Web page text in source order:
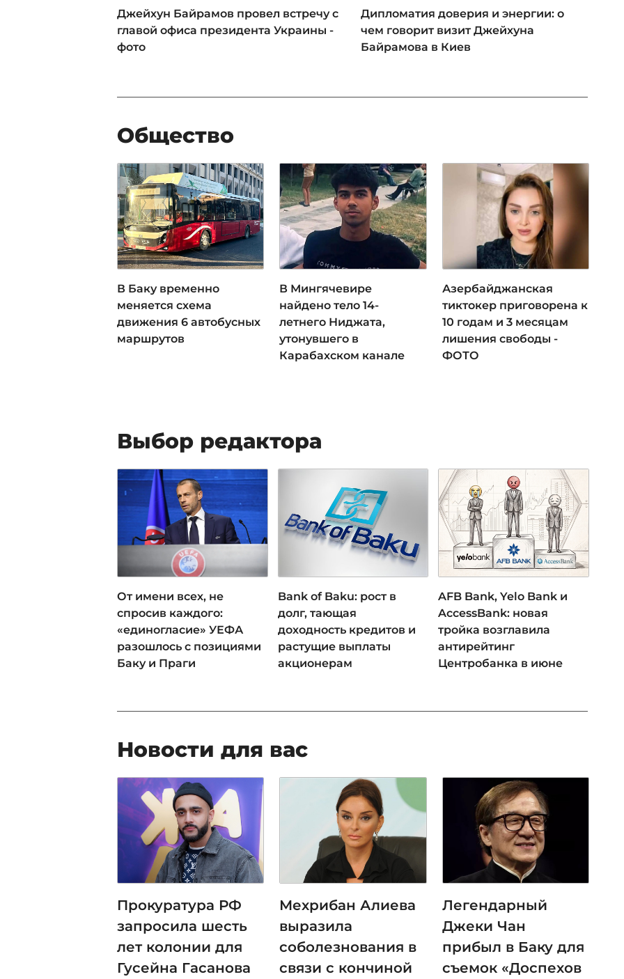
Джейхун Байрамов провел встречу с
главой офиса президента Украины -
фото
Дипломатия доверия и энергии: о
чем говорит визит Джейхуна
Байрамова в Киев
Общество
В Баку временно
меняется схема
движения 6 автобусных
маршрутов
В Мингячевире
найдено тело 14-
летнего Ниджата,
утонувшего в
Карабахском канале
Азербайджанская
тиктокер приговорена к
10 годам и 3 месяцам
лишения свободы -
ФОТО
Выбор редактора
От имени всех, не
спросив каждого:
«единогласие» УЕФА
разошлось с позициями
Баку и Праги
Bank of Baku: рост в
долг, тающая
доходность кредитов и
растущие выплаты
акционерам
AFB Bank, Yelo Bank и
AccessBank: новая
тройка возглавила
антирейтинг
Центробанка в июне
Новости для вас
Прокуратура РФ
запросила шесть
лет колонии для
Гусейна Гасанова
Мехрибан Алиева
выразила
соболезнования в
связи с кончиной
Легендарный
Джеки Чан
прибыл в Баку для
съемок «Доспехов